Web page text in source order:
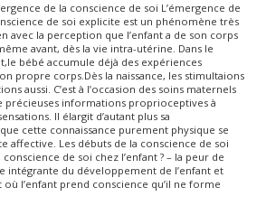
de la conscience de soi L’émergence de
de soi explicite est un phénomène très
avec la perception que l’enfant a de son corps
avant, dès la vie intra-utérine. Dans le
bébé accumule déjà des expériences
propre corps.Dès la naissance, les stimultaions
aussi. C’est à l’occasion des soins maternels
précieuses informations proprioceptives à
Il élargit d’autant plus sa
cette connaissance purement physique se
affective. Les débuts de la conscience de soi
de soi chez l’enfant ? – la peur de
intégrante du développement de l’enfant et
l’enfant prend conscience qu’il ne forme